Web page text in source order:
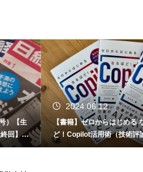
2024.06.12
【書籍】ゼロからはじめる なるほ
ど！Copilot活用術（技術評論社）